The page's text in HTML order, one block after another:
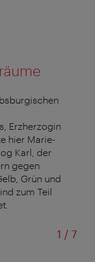
Erzherzogin
hier Marie-
Karl, der
gegen
Grün und
zum Teil
1 /von
7